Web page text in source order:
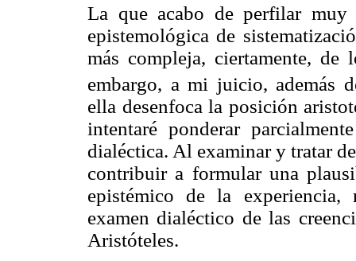
La que acabo de perfilar muy
epistemológica de
más compleja, ciertamente,
embargo, a mi juicio, además
ella desenfoca la posición
intentaré ponderar
dialéctica. Al examinar y tratar
contribuir a formular una
epistémico de la
examen dialéctico de las
Aristóteles.